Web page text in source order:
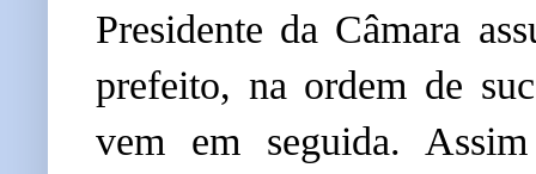
Presidente da Câmara
prefeito, na ordem de
vem em seguida.